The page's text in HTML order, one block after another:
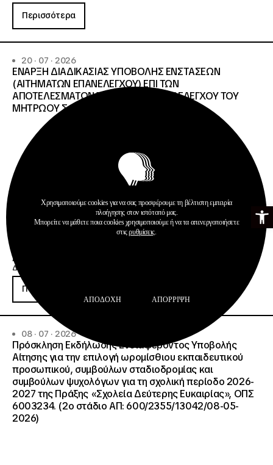
Ανοίξτε
Περισσότερα
20 · 07 · 2026
ΕΝΑΡΞΗ ΔΙΑΔΙΚΑΣΙΑΣ ΥΠΟΒΟΛΗΣ ΕΝΣΤΑΣΕΩΝ
(ΑΙΤΗΜΑΤΩΝ ΕΠΑΝΕΛΕΓΧΟΥ) ΕΠΙ ΤΩΝ
ΑΠΟΤΕΛΕΣΜΑΤΩΝ ΤΟΥ ΔΙΟΙΚΗΤΙΚΟΥ ΕΛΕΓΧΟΥ ΤΟΥ
ΜΗΤΡΩΟΥ Σ.Α.Ε.Κ. ΚΑΙ Ε.Σ.Κ.»
Ανακοινώσεις
Διαχείριση & Λειτουργία Δημοσίων ΙΕΚ
Περισσότερα
08 · 07 · 2026
Πρόσκληση Εκδήλωσης Ενδιαφέροντος Υποβολής
Αίτησης για την επιλογή ωρομίσθιου εκπαιδευτικού
προσωπικού, συμβούλων σταδιοδρομίας και
συμβούλων ψυχολόγων για τη σχολική περίοδο 2026-
2027 της Πράξης «Σχολεία Δεύτερης Ευκαιρίας», ΟΠΣ
6003234. (2ο στάδιο ΑΠ: 600/2355/13042/08-05-
2026)
Χρησιμοποιούμε cookies για να σας προσφέρουμε τη βέλτιστη εμπειρία
πλοήγησης στον ιστότοπό μας.
Μπορείτε να μάθετε ποια cookies χρησιμοποιούμε ή να τα απενεργοποιήσετε
στιςρυθμίσεις.
ΑΠΟΔΟΧΉ ΑΠΌΡΡΙΨΗ